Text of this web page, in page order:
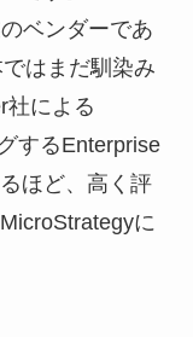
ベンダーであ
はまだ馴染み
社による
するEnterprise
ほど、高く評
に